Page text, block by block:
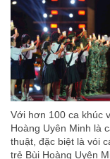
Với hơn 100 ca khúc
Hoàng Uyên Minh là
thuật, đặc biệt là vói
trẻ Bùi Hoàng Uyên